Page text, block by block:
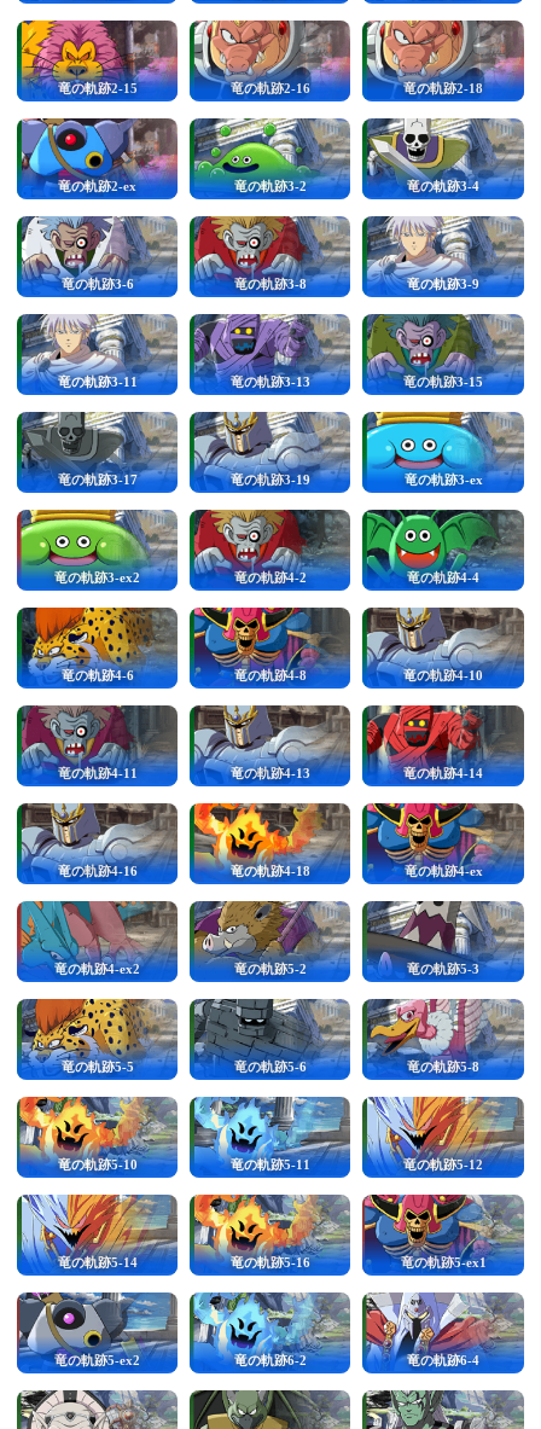
竜の軌跡2-15 竜の軌跡2-16 竜の軌跡2-18
竜の軌跡2-ex 竜の軌跡3-2 竜の軌跡3-4
竜の軌跡3-6 竜の軌跡3-8 竜の軌跡3-9
竜の軌跡3-11 竜の軌跡3-13 竜の軌跡3-15
竜の軌跡3-17 竜の軌跡3-19 竜の軌跡3-ex
竜の軌跡3-ex2 竜の軌跡4-2 竜の軌跡4-4
竜の軌跡4-6 竜の軌跡4-8 竜の軌跡4-10
竜の軌跡4-11 竜の軌跡4-13 竜の軌跡4-14
竜の軌跡4-16 竜の軌跡4-18 竜の軌跡4-ex
竜の軌跡4-ex2 竜の軌跡5-2 竜の軌跡5-3
竜の軌跡5-5 竜の軌跡5-6 竜の軌跡5-8
竜の軌跡5-10 竜の軌跡5-11 竜の軌跡5-12
竜の軌跡5-14 竜の軌跡5-16 竜の軌跡5-ex1
竜の軌跡5-ex2 竜の軌跡6-2 竜の軌跡6-4